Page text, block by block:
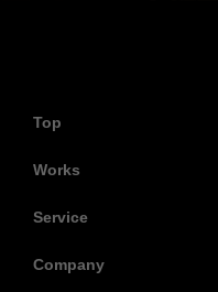
Top
Works
Service
Company